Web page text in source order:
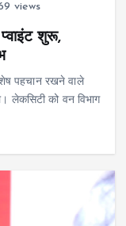
views
शुरू,
पहचान रखने वाले
लेकसिटी को वन विभाग